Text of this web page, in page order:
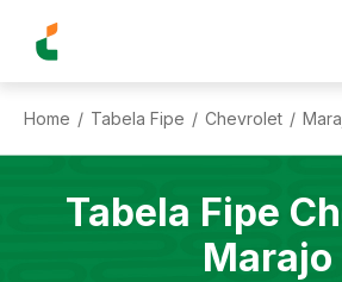
Home / Tabela Fipe / Chevrolet /
Tabela Fipe
Marajo